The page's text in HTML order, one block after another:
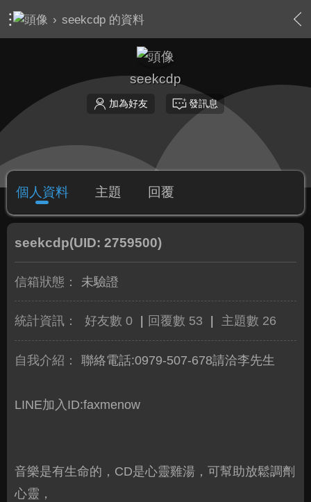
› seekcdp 的資料
seekcdp
加為好友 發訊息
個人資料 主題 回覆
seekcdp(UID: 2759500)
信箱狀態： 未驗證
統計資訊： 好友數 0 回覆數 53 主題數 26
自我介紹： 聯絡電話:0979-507-678請洽李先生
LINE加入ID:faxmenow
音樂是有生命的，CD是心靈雞湯，可幫助放鬆調劑
心靈，